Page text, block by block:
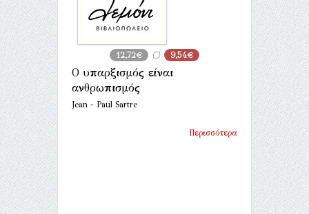
12,72€ 9,54€
Ο υπαρξισμός είναι
ανθρωπισμός
Jean - Paul Sartre
Περισσότερα